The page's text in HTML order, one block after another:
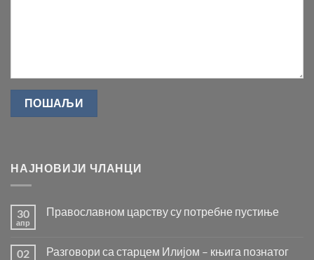
НАЈНОВИЈИ ЧЛАНЦИ
30
апр
Православном царству су потребне пустиње
Православном
02
Разговори са старцем Илијом – књига познатог